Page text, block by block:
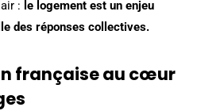
: le logement est un enjeu
des réponses collectives.
française au cœur